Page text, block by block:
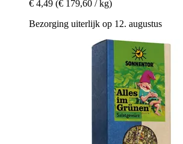
€ 4,49 (€ 179,60 / kg)
Bezorging uiterlijk op 12. augustus